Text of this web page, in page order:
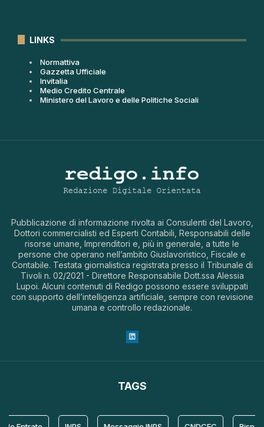
LINKS
Normattiva
Gazzetta Ufficiale
Invitalia
Medio Credito Centrale
Ministero del Lavoro e delle Politiche Sociali
Pubblicazione di informazione rivolta ai Consulenti del Lavoro,
Dottori commercialisti ed Esperti Contabili, Responsabili delle
risorse umane, Imprenditori e, più in generale, a tutte le
persone che operano nell’ambito Giuslavoristico, Fiscale e
Contabile. Testata giornalistica registrata presso il Tribunale di
Tivoli n. 02/2021 - Direttore Responsabile Dott.ssa Alessia
Lupoi. Alcuni contenuti di Redigo possono essere sviluppati
con supporto dell’intelligenza artificiale, sempre con revisione
umana e controllo redazionale.
TAGS